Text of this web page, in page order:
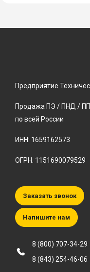
Предприятие
Продажа ПЭ / ПНД / ПП
по всей России
ИНН: 1659162573
ОГРН: 1151690079529
Заказать звонок
Напишите нам
8 (800) 707-34-29
8 (843) 254-46-06